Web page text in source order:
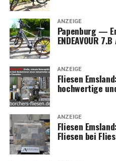
ANZEIGE
Papen­burg —
ENDEAVOUR
ANZEIGE
Flie­sen
hoch­wer­ti­ge
ANZEIGE
Flie­sen
Flie­sen bei